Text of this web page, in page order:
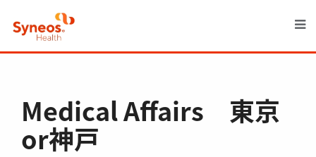
Medical Affairs 東京
or神戸